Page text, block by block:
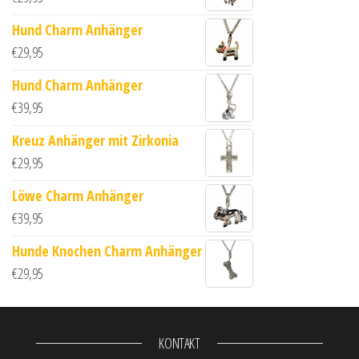
Hund Charm Anhänger
€29,95
Hund Charm Anhänger
€39,95
Kreuz Anhänger mit Zirkonia
€29,95
Löwe Charm Anhänger
€39,95
Hunde Knochen Charm Anhänger
€29,95
KONTAKT